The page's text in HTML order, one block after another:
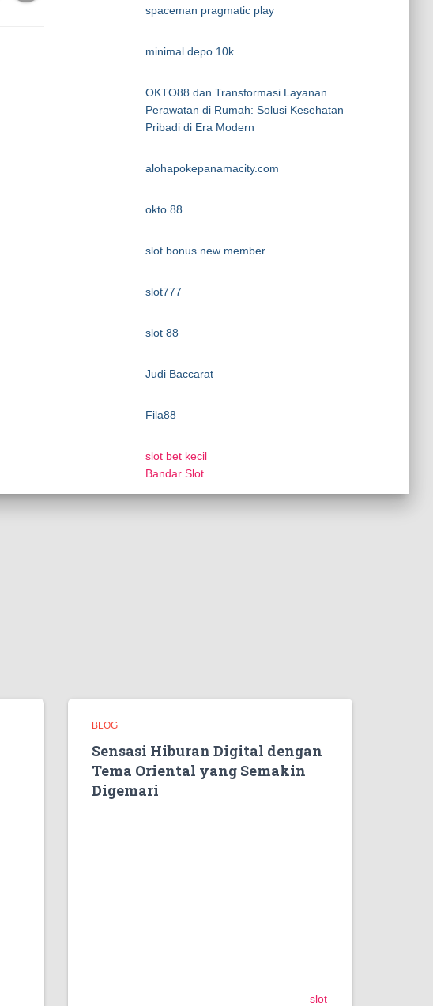
spaceman pragmatic play
minimal depo 10k
OKTO88 dan Transformasi Layanan
Perawatan di Rumah: Solusi Kesehatan
Pribadi di Era Modern
alohapokepanamacity.com
okto 88
slot bonus new member
slot777
slot 88
Judi Baccarat
Fila88
slot bet kecil
Bandar Slot
BLOG
Sensasi Hiburan Digital dengan
Tema Oriental yang Semakin
Digemari
slot